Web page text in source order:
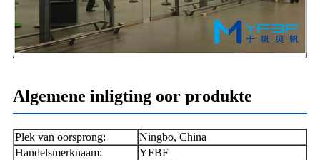
Algemene inligting oor produkte
Plek van oorsprong: Ningbo, China
Handelsmerknaam:
YFBF